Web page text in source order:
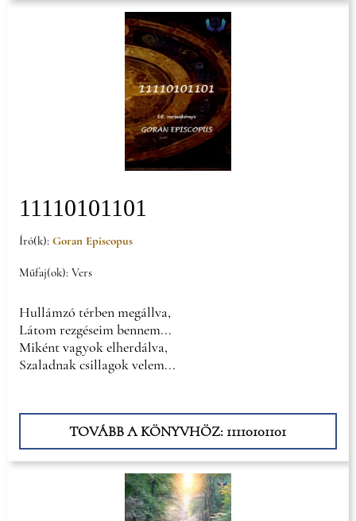
11110101101
Író(k): Goran Episcopus
Műfaj(ok): Vers
Hullámzó térben megállva,
Látom rezgéseim bennem...
Miként vagyok elherdálva,
Szaladnak csillagok velem...
TOVÁBB A KÖNYVHÖZ: 11110101101